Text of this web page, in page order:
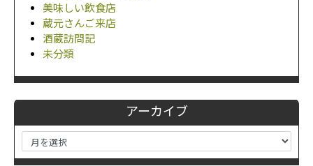
美味しい飲食店
蔵元さんご来店
酒蔵訪問記
未分類
アーカイブ